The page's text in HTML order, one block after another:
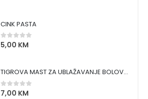
CINK PASTA
0 out of 5
5,00 KM
TIGROVA MAST ZA UBLAŽAVANJE BOLOVA I ZAGRIJAVANJE MIŠIĆA
0 out of 5
7,00 KM